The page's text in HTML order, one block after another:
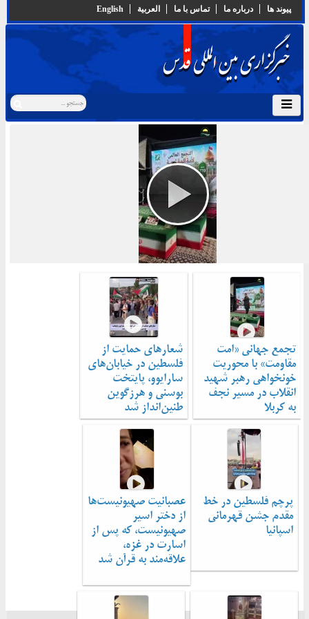
پيوند ها درباره ما تماس با ما العربية English
تجمع جهانی «امت
مقاومت» با محوریت
خونخواهی رهبر شهید
انقلاب در مسیر نجف
به کربلا
شعارهای حمایت از
فلسطین در خیابان‌های
سارایوو، پایتخت
بوسنی و هرزگوین
طنین‌انداز شد
پرچم فلسطین در خط
مقدم جشن قهرمانی
اسپانیا
عصبانیت صهیونیست‌ها
از دختر اسیر
صهیونیست، که پس از
اسارت در غزه،
علاقه‌مند به قرآن شد